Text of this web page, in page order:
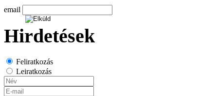
email
Hirdetések
Feliratkozás
Leiratkozás